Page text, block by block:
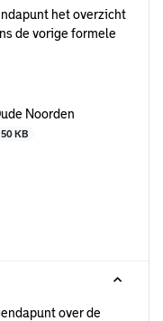
het overzicht
de vorige formele
Noorden
50 KB
over de